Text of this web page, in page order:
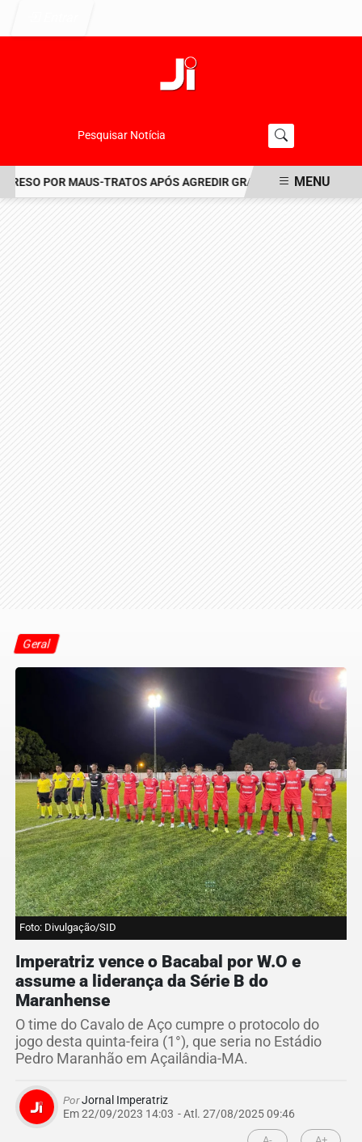
Pesquisar Notícia
POR MAUS-TRATOS APÓS AGREDIR GRAVEMENTE CACHORRO
MENU
Geral
Foto: Divulgação/SID
Imperatriz vence o Bacabal por W.O e
assume a liderança da Série B do
Maranhense
O time do Cavalo de Aço cumpre o protocolo do
jogo desta quinta-feira (1°), que seria no Estádio
Pedro Maranhão em Açailândia-MA.
PorJornal Imperatriz
Em 22/09/2023 14:03 - Atl. 27/08/2025 09:46